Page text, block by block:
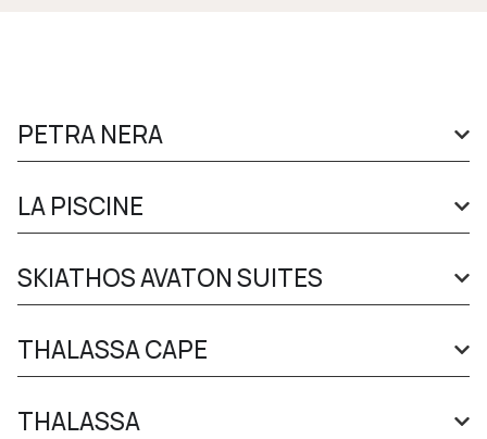
PETRA NERA
LA PISCINE
SKIATHOS AVATON SUITES
THALASSA CAPE
THALASSA